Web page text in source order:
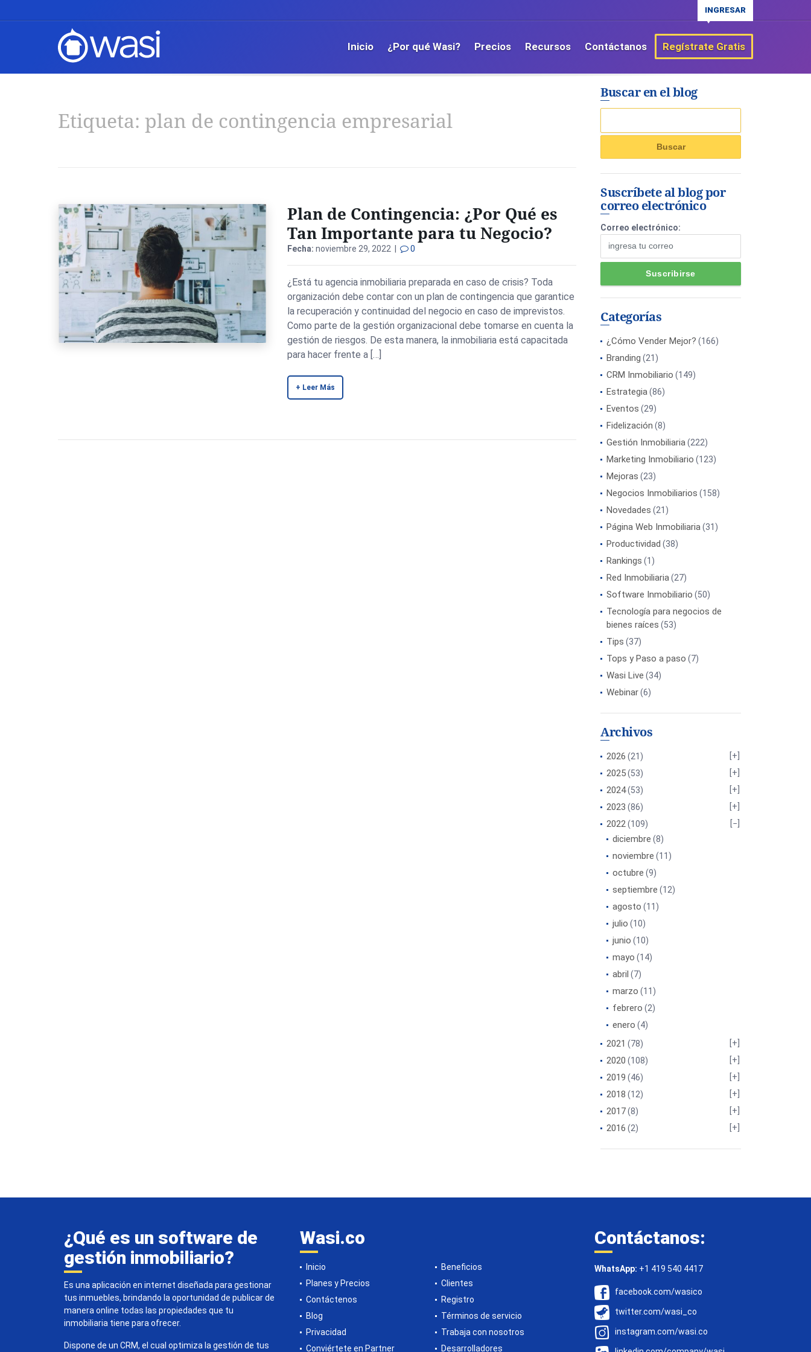
INGRESAR
Inicio ¿Por qué Wasi? Precios Recursos Contáctanos Regístrate Gratis
Etiqueta: plan de contingencia empresarial
Plan de Contingencia: ¿Por Qué es
Tan Importante para tu Negocio?
Fecha: noviembre 29, 2022 | 0
¿Está tu agencia inmobiliaria preparada en caso de crisis? Toda
organización debe contar con un plan de contingencia que garantice
la recuperación y continuidad del negocio en caso de imprevistos.
Como parte de la gestión organizacional debe tomarse en cuenta la
gestión de riesgos. De esta manera, la inmobiliaria está capacitada
para hacer frente a […]
+ Leer Más
Buscar en el blog
Suscríbete al blog por
correo electrónico
Correo electrónico:
Categorías
¿Cómo Vender Mejor? (166)
Branding (21)
CRM Inmobiliario (149)
Estrategia(86)
Eventos (29)
Fidelización (8)
Gestión Inmobiliaria(222)
Marketing Inmobiliario (123)
Mejoras (23)
Negocios Inmobiliarios (158)
Novedades (21)
Página Web Inmobiliaria(31)
Productividad (38)
Rankings (1)
Red Inmobiliaria(27)
Software Inmobiliario (50)
Tecnología para negocios de
bienes raíces (53)
Tips (37)
Tops y Paso a paso (7)
Wasi Live (34)
Webinar(6)
Archivos
2026 (21)
2025(53)
2024(53)
2023 (86)
2022(109)
diciembre (8)
noviembre (11)
octubre (9)
septiembre (12)
agosto (11)
julio (10)
junio (10)
mayo (14)
abril (7)
marzo (11)
febrero (2)
enero (4)
2021 (78)
2020 (108)
2019 (46)
2018 (12)
2017(8)
2016 (2)
¿Qué es un software de
gestión inmobiliario?
Es una aplicación en internet diseñada para gestionar
tus inmuebles, brindando la oportunidad de publicar de
manera online todas las propiedades que tu
inmobiliaria tiene para ofrecer.
Dispone de un CRM, el cual optimiza la gestión de tus
Wasi.co
Inicio
Beneficios
Planes y Precios
Clientes
Contáctenos
Registro
Blog
Términos de servicio
Privacidad
Trabaja con nosotros
Conviértete en Partner
Desarrolladores
Contáctanos:
WhatsApp: +1 419 540 4417
facebook.com/wasico
twitter.com/wasi_co
instagram.com/wasi.co